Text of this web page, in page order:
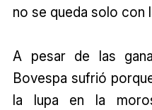
no se queda solo con
A pesar de las
Bovespa sufrió
la lupa en la